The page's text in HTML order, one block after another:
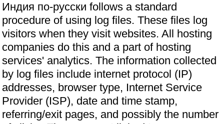
Индия по-русски follows a standard
procedure of using log files. These files log
visitors when they visit websites. All hosting
companies do this and a part of hosting
services' analytics. The information collected
by log files include internet protocol (IP)
addresses, browser type, Internet Service
Provider (ISP), date and time stamp,
referring/exit pages, and possibly the number